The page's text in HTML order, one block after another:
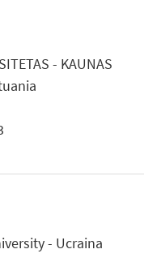
- KAUNAS
- Ucraina